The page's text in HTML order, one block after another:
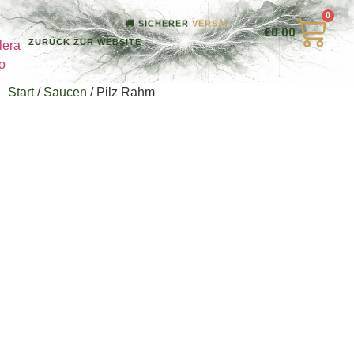
ZURÜCK ZUR WEBSITE
🚚 SICHERERVERSAND& FRISCHE GARANTIE
€0.00
0
Start/ Saucen / Pilz Rahm